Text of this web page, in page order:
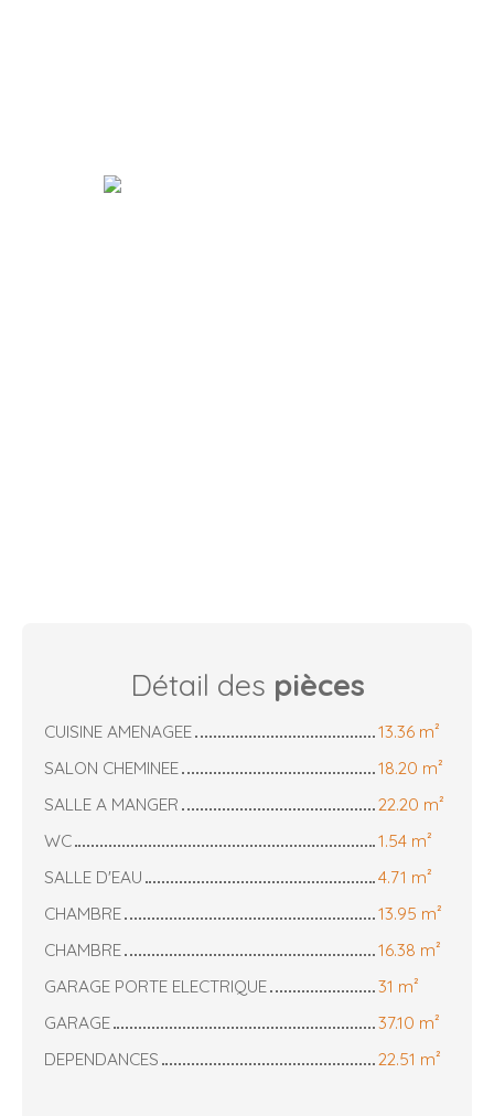
Détail des pièces
CUISINE AMENAGEE
13.36 m²
SALON CHEMINEE
18.20 m²
SALLE A MANGER
22.20 m²
WC
1.54 m²
SALLE D'EAU
4.71 m²
CHAMBRE
13.95 m²
CHAMBRE
16.38 m²
GARAGE PORTE ELECTRIQUE
31 m²
GARAGE
37.10 m²
DEPENDANCES
22.51 m²